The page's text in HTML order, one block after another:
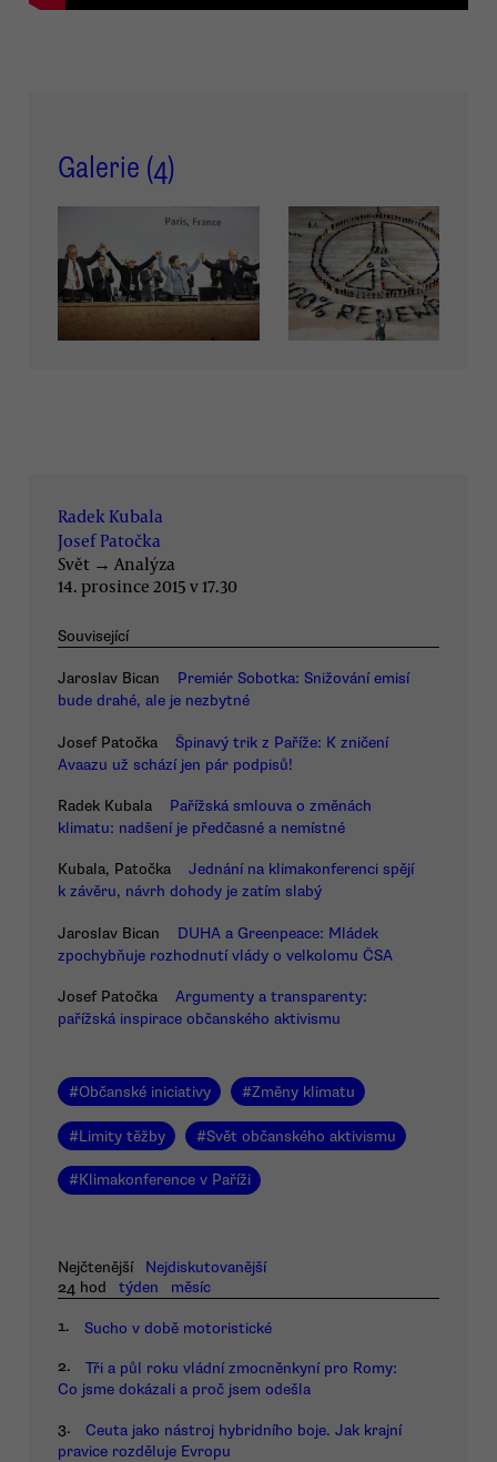
Galerie (4)
Radek Kubala
Josef Patočka
Svět → Analýza
14. prosince 2015 v 17.30
Související
Jaroslav Bican
Premiér Sobotka: Snižování emisí
bude drahé, ale je nezbytné
Josef Patočka
Špinavý trik z Paříže: K zničení
Avaazu už schází jen pár podpisů!
Radek Kubala
Pařížská smlouva o změnách
klimatu: nadšení je předčasné a nemístné
Kubala, Patočka
Jednání na klimakonferenci spějí
k závěru, návrh dohody je zatím slabý
Jaroslav Bican
DUHA a Greenpeace: Mládek
zpochybňuje rozhodnutí vlády o velkolomu ČSA
Josef Patočka
Argumenty a transparenty:
pařížská inspirace občanského aktivismu
#Občanské iniciativy #Změny klimatu
#Limity těžby #Svět občanského aktivismu
#Klimakonference v Paříži
Nejčtenější
Nejdiskutovanější
24 hod
týden měsíc
1. Sucho v době motoristické
2.
Tři a půl roku vládní zmocněnkyní pro Romy:
Co jsme dokázali a proč jsem odešla
3.
Ceuta jako nástroj hybridního boje. Jak krajní
pravice rozděluje Evropu